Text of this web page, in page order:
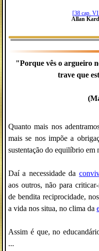
[38 cap.
Allan
"Porque vês o argueiro
trave que
Quanto mais nos
mais se nos impõe a
sustentação do equilíbrio em
Daí a necessidade da
aos outros, não para
de bendita reciprocidade,
a vida nos situa, no clima da
Assim é que, no
...